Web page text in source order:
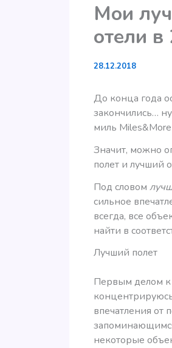
Мои
отели в
28.12.2018
До конца года
закончились…
миль
Значит, можно
полет и лучший
Под словом
сильное
всегда, все
найти в
Лучший полет
Первым делом к
впечатления от
некоторые